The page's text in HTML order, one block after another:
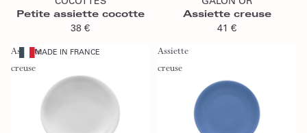
Petite assiette cocotte
38 €
Assiette creuse
41 €
Assiette
creuse
MADE IN FRANCE
Assiette
creuse